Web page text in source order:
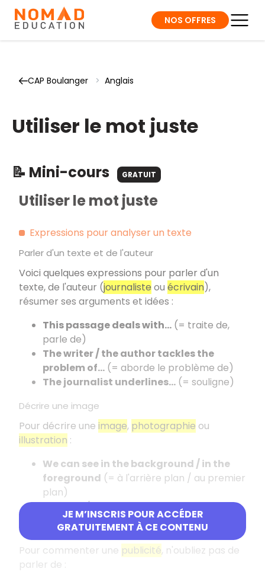
NOS OFFRES
CAP Boulanger > Anglais
Utiliser le mot juste
📝 Mini-cours GRATUIT
JE M’INSCRIS POUR ACCÉDER
GRATUITEMENT À CE CONTENU
Utiliser le mot juste
Expressions pour analyser un texte
Parler d'un texte et de l'auteur
Voici quelques expressions pour parler d'un
texte, de l'auteur (journaliste ou écrivain),
résumer ses arguments et idées :
This passage deals with... (= traite de,
parle de)
The writer / the author tackles the
problem of... (= aborde le problème de)
The journalist underlines… (= souligne)
Décrire une image
Pour décrire une image, photographie ou
illustration :
We can see in the background / in the
foreground (= à l'arrière plan / au premier
plan)
It shows / it illustrates
Commenter une publicité
Pour commenter une publicité, n'oubliez pas de
parler de :